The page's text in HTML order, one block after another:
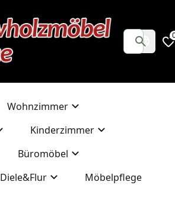
Wohnzimmer
Kinderzimmer
Büromöbel
Diele&Flur Möbelpflege